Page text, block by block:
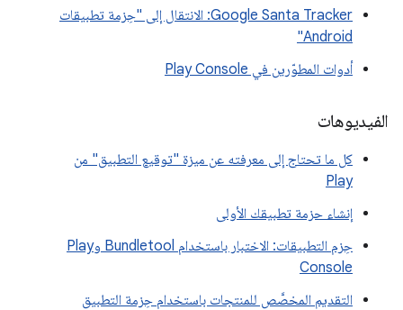
‫Google Santa Tracker: الانتقال إلى "حِزمة تطبيقات
Android"
أدوات المطوّرين في Play Console
الفيديوهات
كل ما تحتاج إلى معرفته عن ميزة "توقيع التطبيق" من
Play
إنشاء حزمة تطبيقك الأولى
حِزم التطبيقات: الاختبار باستخدام Bundletool وPlay
Console
التقديم المخصَّص للمنتجات باستخدام حِزمة التطبيق